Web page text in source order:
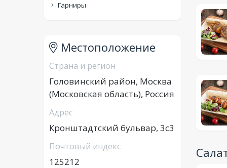
Гарниры
Местоположение
Страна и регион
Головинский район, Москва
(Московская область), Россия
Адрес
Кронштадтский бульвар, 3с3
Почтовый индекс
125212